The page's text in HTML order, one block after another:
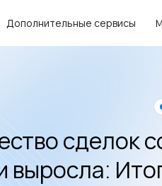
Дополнительные сервисы
сделок